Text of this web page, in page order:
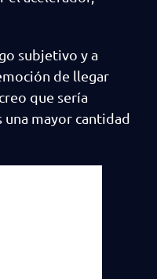
subjetivo y a
de llegar
que sería
mayor cantidad